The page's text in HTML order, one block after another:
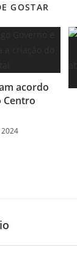
GOSTAR
acordo
Centro